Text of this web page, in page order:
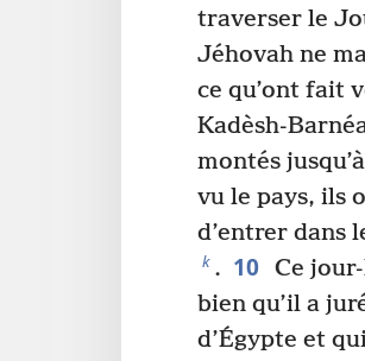
traverser le
Jéhovah ne
ce qu’ont fait
Kadèsh-
montés
vu le pays, ils
d’entrer dans
k . 10 Ce
bien qu’il a
d’Égypte et